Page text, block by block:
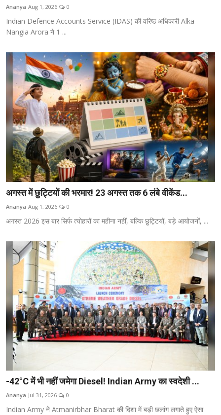
Ananya Aug 1, 2026 0
Indian Defence Accounts Service (IDAS) की वरिष्ठ अधिकारी Alka
Nangia Arora ने 1 ...
अगस्त में छुट्टियों की भरमार! 23 अगस्त तक 6 लंबे वीकेंड...
Ananya Aug 1, 2026 0
अगस्त 2026 इस बार सिर्फ त्योहारों का महीना नहीं, बल्कि छुट्टियों, बड़े आयोजनों, ...
-42°C में भी नहीं जमेगा Diesel! Indian Army का स्वदेशी ...
Ananya Jul 31, 2026 0
Indian Army ने Atmanirbhar Bharat की दिशा में बड़ी छलांग लगाते हुए ऐसा